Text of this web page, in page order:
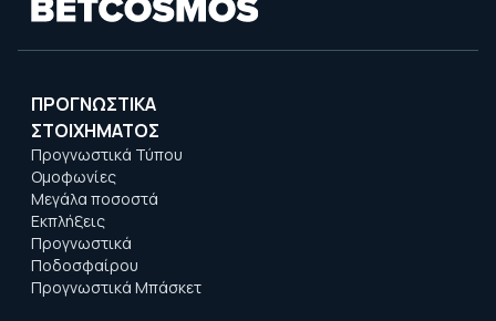
ΠΡΟΓΝΩΣΤΙΚΑ
ΣΤΟΙΧΗΜΑΤΟΣ
Προγνωστικά Τύπου
Ομοφωνίες
Μεγάλα ποσοστά
Εκπλήξεις
Προγνωστικά
Ποδοσφαίρου
Προγνωστικά Μπάσκετ